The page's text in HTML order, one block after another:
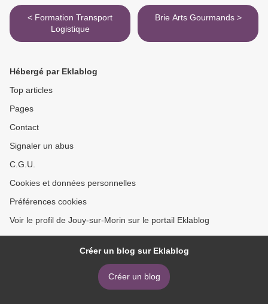
< Formation Transport
Logistique
Brie Arts Gourmands >
Hébergé par Eklablog
Top articles
Pages
Contact
Signaler un abus
C.G.U.
Cookies et données personnelles
Préférences cookies
Voir le profil de Jouy-sur-Morin sur le portail Eklablog
Créer un blog sur Eklablog
Créer un blog